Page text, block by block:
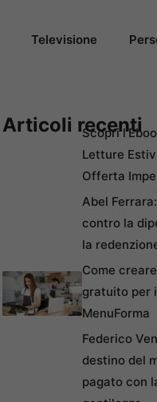
Televisione
Articoli recenti
Scopri
Letture
Offerta
Abel
contro la
la
Come
gratuito per
MenuForma
Federico
destino del
pagato con